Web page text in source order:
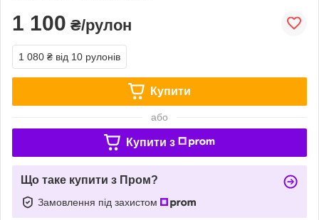
1 100 ₴/рулон
1 080 ₴ від 10 рулонів
Купити
або
Купити з
Що таке купити з Пром?
Замовлення під захистом